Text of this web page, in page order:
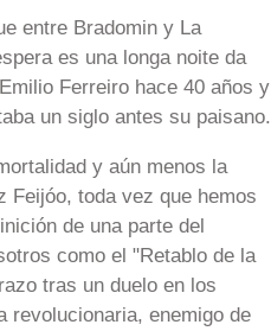
entre Bradomin y La
es una longa noite da
Ferreiro hace 40 años y
un siglo antes su paisano.
y aún menos la
Feijóo, toda vez que hemos
de una parte del
como el "Retablo de la
tras un duelo en los
revolucionaria, enemigo de